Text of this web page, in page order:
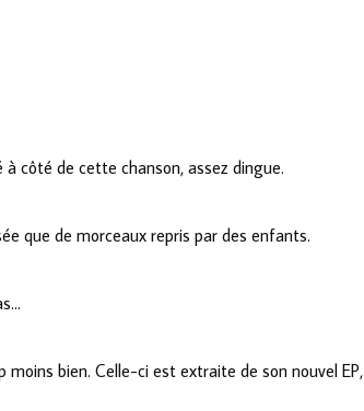
côté de cette chanson, assez dingue.
que de morceaux repris par des enfants.
moins bien. Celle-ci est extraite de son nouvel EP,